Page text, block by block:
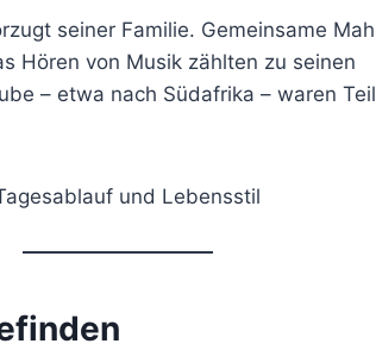
seiner Familie. Gemeinsame
Hören von Musik zählten zu seinen
– etwa nach Südafrika – waren